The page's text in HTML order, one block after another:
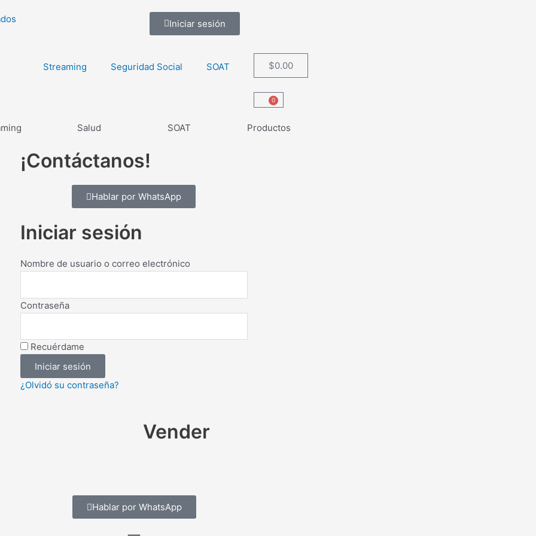
Iniciar sesión
Streaming Seguridad Social SOAT $0.00Carrito
0
Carrito
Salud SOAT Productos
¡Contáctanos!
Hablar por WhatsApp
Iniciar sesión
Nombre de usuario o correo electrónico
Contraseña
Recuérdame
Iniciar sesión
¿Olvidó su contraseña?
Vender
Hablar por WhatsApp